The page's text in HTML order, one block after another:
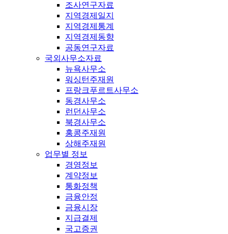
조사연구자료
지역경제일지
지역경제통계
지역경제동향
공동연구자료
국외사무소자료
뉴욕사무소
워싱턴주재원
프랑크푸르트사무소
동경사무소
런던사무소
북경사무소
홍콩주재원
상해주재원
업무별 정보
경영정보
계약정보
통화정책
금융안정
금융시장
지급결제
국고증권